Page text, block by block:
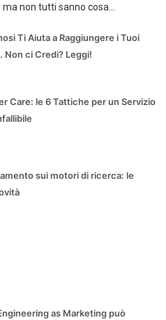
non tutti sanno cosa...
Ti Aiuta a Raggiungere i Tuoi
Non ci Credi? Leggi!
Care: le 6 Tattiche per un Servizio
sui motori di ricerca: le
as Marketing può